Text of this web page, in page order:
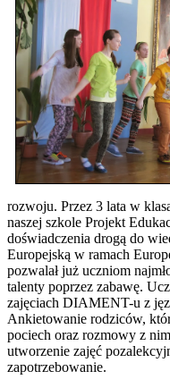
rozwoju. Przez 3 lata w
naszej szkole Projekt
doświadczenia drogą do
Europejską w ramach
pozwalał już uczniom
talenty poprzez zabawę.
zajęciach DIAMENT-u z
Ankietowanie rodziców,
pociech oraz rozmowy z
utworzenie zajęć
zapotrzebowanie.